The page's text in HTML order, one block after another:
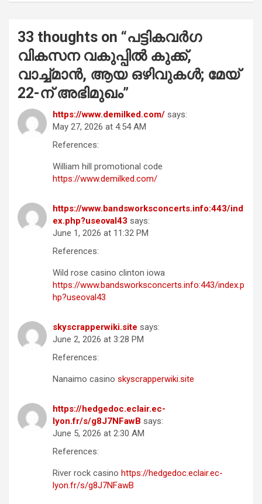
33 thoughts on “പട്ടികവർഗ
വികസന വകുപ്പിൽ കുക്ക്,
വാച്ച്മാൻ, ആയ ഒഴിവുകൾ; മേയ്
22-ന് അഭിമുഖം”
https://www.demilked.com/ says:
May 27, 2026 at 4:54 AM
References:
William hill promotional code
https://www.demilked.com/
https://www.bandsworksconcerts.info:443/ind
ex.php?useoval43 says:
June 1, 2026 at 11:32 PM
References:
Wild rose casino clinton iowa
https://www.bandsworksconcerts.info:443/index.p
hp?useoval43
skyscrapperwiki.site says:
June 2, 2026 at 3:28 PM
References:
Nanaimo casino skyscrapperwiki.site
https://hedgedoc.eclair.ec-
lyon.fr/s/g8J7NFawB says:
June 5, 2026 at 2:30 AM
References:
River rock casino https://hedgedoc.eclair.ec-
lyon.fr/s/g8J7NFawB